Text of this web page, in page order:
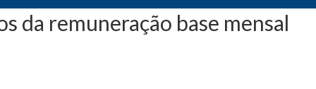
da remuneração base mensal
- Aumentos